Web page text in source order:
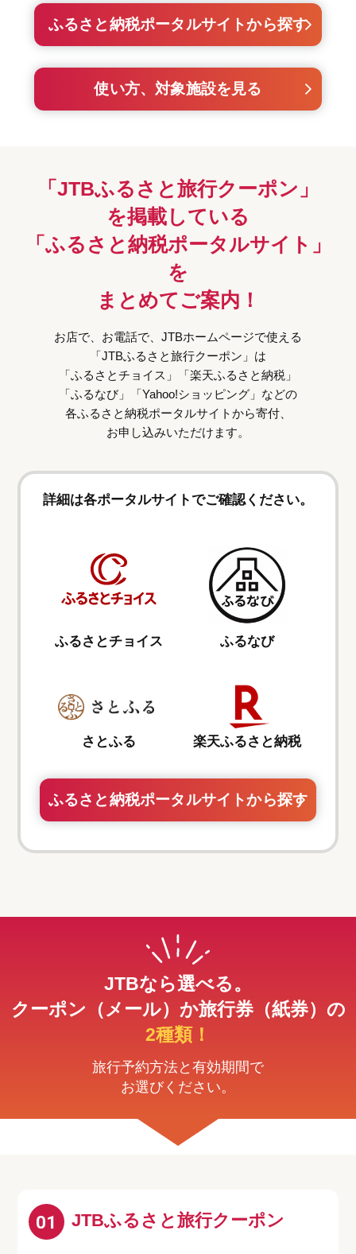
ふるさと納税ポータルサイトから探す
使い方、対象施設を見る
「JTBふるさと旅行クーポン」
を掲載している
「ふるさと納税ポータルサイト」
を
まとめてご案内！
お店で、お電話で、JTBホームページで使える
「JTBふるさと旅行クーポン」は
「ふるさとチョイス」「楽天ふるさと納税」
「ふるなび」「Yahoo!ショッピング」などの
各ふるさと納税ポータルサイトから寄付、
お申し込みいただけます。
詳細は各ポータルサイトでご確認ください。
ふるさとチョイス ふるなび
さとふる 楽天ふるさと納税
ふるさと納税ポータルサイトから探す
JTBなら選べる。
クーポン（メール）か旅行券（紙券）の
2種類！
旅行予約方法と有効期間で
お選びください。
01 JTBふるさと旅行クーポン